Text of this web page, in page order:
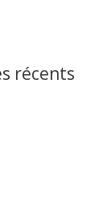
récents